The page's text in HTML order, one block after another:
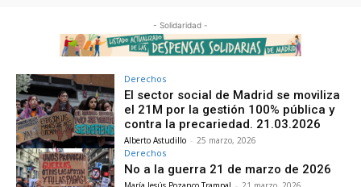
- Solidaridad -
Derechos
El sector social de Madrid se moviliza
el 21M por la gestión 100% pública y
contra la precariedad. 21.03.2026
Alberto Astudillo - 25 marzo, 2026
Derechos
No a la guerra 21 de marzo de 2026